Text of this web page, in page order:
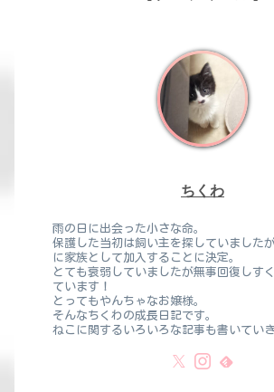
ちくわ
雨の日に出会った小さな命。
保護した当初は飼い主を探していました
に家族として加入することに決定。
とても衰弱していましたが無事回復しす
ています！
とってもやんちゃなお嬢様。
そんなちくわの成長日記です。
ねこに関するいろいろな記事も書いてい